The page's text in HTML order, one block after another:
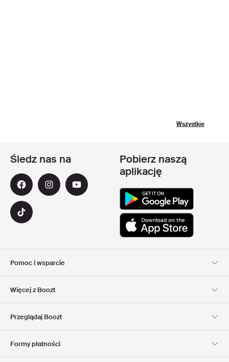
Wszystkie
Pomoc i wsparcie
Więcej z Boozt
Przeglądaj Boozt
Śledz nas na
Pobierz naszą
aplikację
Formy płatności